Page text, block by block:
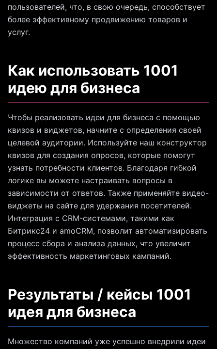
пользователей, что, в свою очередь, способствует
более эффективному продвижению товаров и
услуг.
Как использовать 1001
идею для бизнеса
Чтобы реализовать идеи для бизнеса с помощью
квизов и виджетов, начните с определения своей
целевой аудитории. Используйте наш конструктор
квизов для создания опросов, которые помогут
узнать потребности клиентов. Благодаря гибкой
логике вы можете настраивать вопросы в
зависимости от ответов. Также применяйте видео-
виджеты на сайте для удержания посетителей.
Интеграция с CRM-системами, такими как
Битрикс24 и amoCRM, позволит автоматизировать
процесс сбора и анализа данных, что увеличит
эффективность маркетинговых кампаний.
Результаты / кейсы 1001
идея для бизнеса
Множество компаний уже успешно внедрили идеи